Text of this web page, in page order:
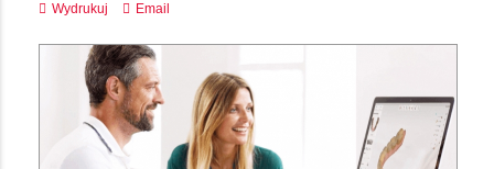
Wydrukuj
Email